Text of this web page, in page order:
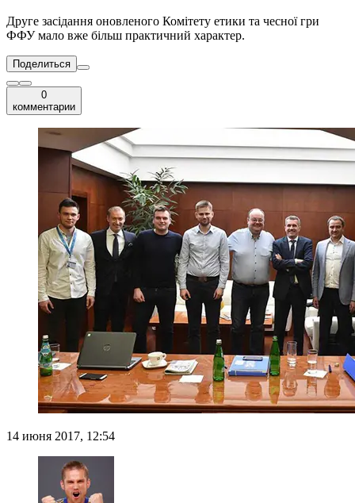
Друге засідання оновленого Комітету етики та чесної гри
ФФУ мало вже більш практичний характер.
Поделиться
0
комментарии
14 июня 2017, 12:54